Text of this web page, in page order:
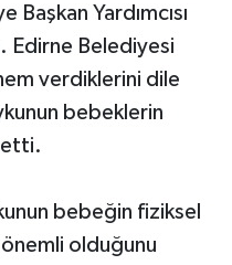
Başkan Yardımcısı
Edirne Belediyesi
verdiklerini dile
bebeklerin
bebeğin fiziksel
olduğunu